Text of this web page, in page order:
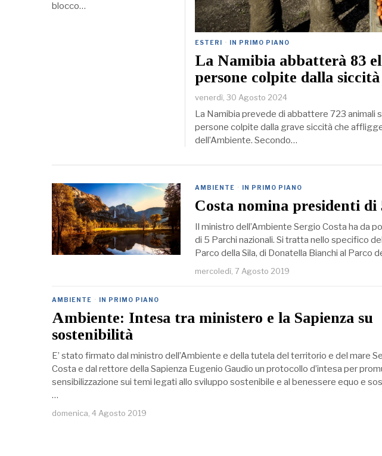
ESTERI · IN PRIMO PIANO
La Namibia abbatterà 83
persone colpite dalla siccità
venerdì, 30 Agosto 2024
La Namibia prevede di abbattere 723 animali
persone colpite dalla grave siccità che
dell’Ambiente. Secondo…
blocco…
AMBIENTE · IN PRIMO PIANO
Costa nomina presidenti
Il ministro dell’Ambiente Sergio Costa ha da
di 5 Parchi nazionali. Si tratta nello specifico
Parco della Sila, di Donatella Bianchi al Parco
mercoledì, 7 Agosto 2019
AMBIENTE · IN PRIMO PIANO
Ambiente: Intesa tra ministero e la Sapienza su
sostenibilità
E’ stato firmato dal ministro dell’Ambiente e della tutela del territorio e del mare
Costa e dal rettore della Sapienza Eugenio Gaudio un protocollo d’intesa per
sensibilizzazione sui temi legati allo sviluppo sostenibile e al benessere equo e
…
domenica, 4 Agosto 2019